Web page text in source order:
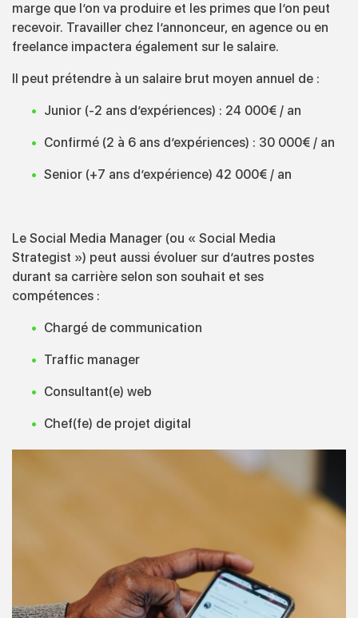
marge que l’on va produire et les primes que l’on peut
recevoir. Travailler chez l’annonceur, en agence ou en
freelance impactera également sur le salaire.
Il peut prétendre à un salaire brut moyen annuel de :
Junior (-2 ans d’expériences) : 24 000€ / an
Confirmé (2 à 6 ans d’expériences) : 30 000€ / an
Senior (+7 ans d’expérience) 42 000€ / an
Le Social Media Manager (ou « Social Media
Strategist ») peut aussi évoluer sur d’autres postes
durant sa carrière selon son souhait et ses
compétences :
Chargé de communication
Traffic manager
Consultant(e) web
Chef(fe) de projet digital